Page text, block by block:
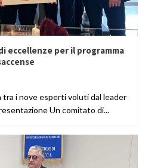
eccellenze per il programma
i nove esperti voluti dal leader
Un comitato di...